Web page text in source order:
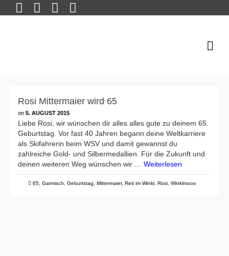
Rosi Mittermaier wird 65
on 5. AUGUST 2015
Liebe Rosi, wir wünschen dir alles alles gute zu deinem 65.
Geburtstag. Vor fast 40 Jahren begann deine Weltkarriere
als Skifahrerin beim WSV und damit gewannst du
zahlreiche Gold- und Silbermedallien. Für die Zukunft und
deinen weiteren Weg wünschen wir … Weiterlesen
65 Garmisch Geburtstag Mittermaier, Reit im Winkl Rosi Winklmoos